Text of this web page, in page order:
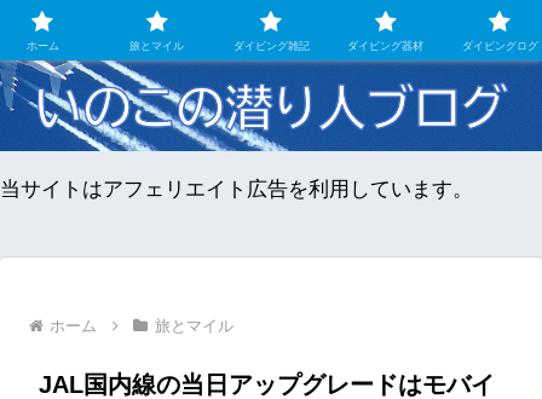
ダイビングとマイル旅のちょこっとメモ
当サイトはアフェリエイト広告を利用しています。
ホーム 旅とマイル
JAL国内線の当日アップグレードはモバイ
ホーム 旅とマイル ダイビング雑記 ダイビング器材 ダイビングログ